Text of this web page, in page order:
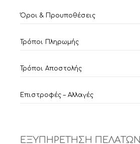
Όροι & Προυποθέσεις
Τρόποι Πληρωμής
Τρόποι Αποστολής
Επιστροφές – Αλλαγές
ΕΞΥΠΗΡΕΤΗΣΗ ΠΕΛΑΤΩΝ